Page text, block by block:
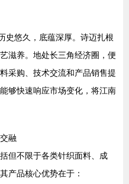
史悠久，底蕴深厚。诗迈扎根
滋养。地处长三角经济圈，便
采购、技术交流和产品销售提
够快速响应市场变化，将江南
融
但不限于各类针织面料、成
产品核心优势在于：